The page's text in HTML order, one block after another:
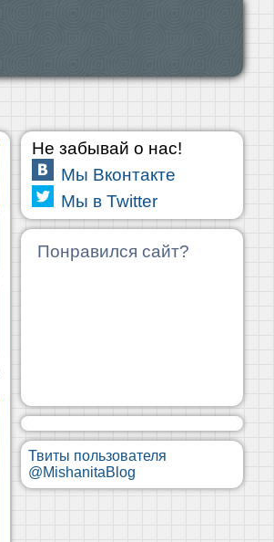
Не забывай о нас!
Мы Вконтакте
Мы в Twitter
Понравился сайт?
Твиты пользователя
@MishanitaBlog